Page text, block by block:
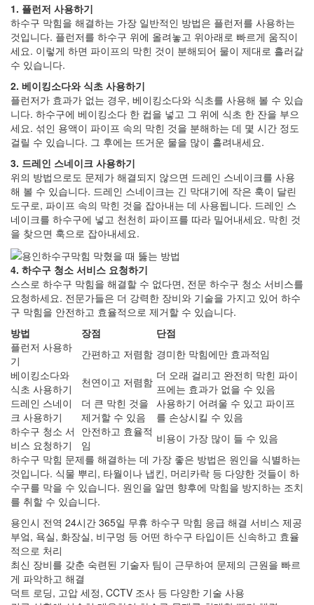
1. 플런저 사용하기
하수구 막힘을 해결하는 가장 일반적인 방법은 플런저를 사용하는
것입니다. 플런저를 하수구 위에 올려놓고 위아래로 빠르게 움직이
세요. 이렇게 하면 파이프의 막힌 것이 분해되어 물이 제대로 흘러갈
수 있습니다.
2. 베이킹소다와 식초 사용하기
플런저가 효과가 없는 경우, 베이킹소다와 식초를 사용해 볼 수 있습
니다. 하수구에 베이킹소다 한 컵을 넣고 그 위에 식초 한 잔을 부으
세요. 섞인 용액이 파이프 속의 막힌 것을 분해하는 데 몇 시간 정도
걸릴 수 있습니다. 그 후에는 뜨거운 물을 많이 흘려내세요.
3. 드레인 스네이크 사용하기
위의 방법으로도 문제가 해결되지 않으면 드레인 스네이크를 사용
해 볼 수 있습니다. 드레인 스네이크는 긴 막대기에 작은 훅이 달린
도구로, 파이프 속의 막힌 것을 잡아내는 데 사용됩니다. 드레인 스
네이크를 하수구에 넣고 천천히 파이프를 따라 밀어내세요. 막힌 것
을 찾으면 훅으로 잡아내세요.
4. 하수구 청소 서비스 요청하기
스스로 하수구 막힘을 해결할 수 없다면, 전문 하수구 청소 서비스를
요청하세요. 전문가들은 더 강력한 장비와 기술을 가지고 있어 하수
구 막힘을 안전하고 효율적으로 제거할 수 있습니다.
방법
장점
단점
플런저 사용하
기
간편하고 저렴함 경미한 막힘에만 효과적임
베이킹소다와
식초 사용하기
천연이고 저렴함 더 오래 걸리고 완전히 막힌 파이
프에는 효과가 없을 수 있음
드레인 스네이
크 사용하기
더 큰 막힌 것을
제거할 수 있음
사용하기 어려울 수 있고 파이프
를 손상시킬 수 있음
하수구 청소 서
비스 요청하기
안전하고 효율적
임
비용이 가장 많이 들 수 있음
하수구 막힘 문제를 해결하는 데 가장 좋은 방법은 원인을 식별하는
것입니다. 식물 뿌리, 타월이나 냅킨, 머리카락 등 다양한 것들이 하
수구를 막을 수 있습니다. 원인을 알면 향후에 막힘을 방지하는 조치
를 취할 수 있습니다.
용인시 전역 24시간 365일 무휴 하수구 막힘 응급 해결 서비스 제공
부엌, 욕실, 화장실, 비구멍 등 어떤 하수구 타입이든 신속하고 효율
적으로 처리
최신 장비를 갖춘 숙련된 기술자 팀이 근무하여 문제의 근원을 빠르
게 파악하고 해결
덕트 로딩, 고압 세정, CCTV 조사 등 다양한 기술 사용